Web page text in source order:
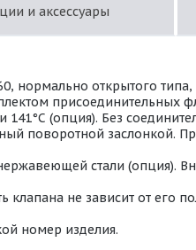
и аксессуары
нормально открытого
присоединительных
(опция). Без
поворотной заслонкой.
стали (опция).
не зависит от его
номер изделия.